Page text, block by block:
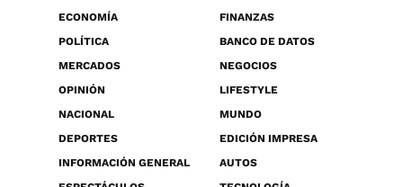
ECONOMÍA
FINANZAS
POLÍTICA
BANCO DE DATOS
MERCADOS
NEGOCIOS
OPINIÓN
LIFESTYLE
NACIONAL
MUNDO
DEPORTES
EDICIÓN IMPRESA
INFORMACIÓN GENERAL
AUTOS